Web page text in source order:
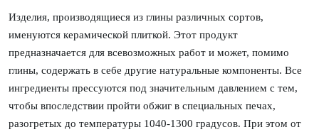
Изделия, производящиеся из глины различных сортов,
именуются керамической плиткой. Этот продукт
предназначается для всевозможных работ и может, помимо
глины, содержать в себе другие натуральные компоненты. Все
ингредиенты прессуются под значительным давлением с тем,
чтобы впоследствии пройти обжиг в специальных печах,
разогретых до температуры 1040-1300 градусов. При этом от